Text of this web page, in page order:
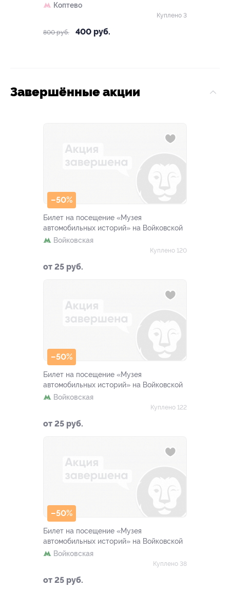
Коптево
800 руб. 400 руб.
Куплено 3
Завершённые акции
–50%
Билет на посещение «Музея
автомобильных историй» на Войковской
Войковская
от 25 руб.
Куплено 120
–50%
Билет на посещение «Музея
автомобильных историй» на Войковской
Войковская
от 25 руб.
Куплено 122
–50%
Билет на посещение «Музея
автомобильных историй» на Войковской
Войковская
от 25 руб.
Куплено 38